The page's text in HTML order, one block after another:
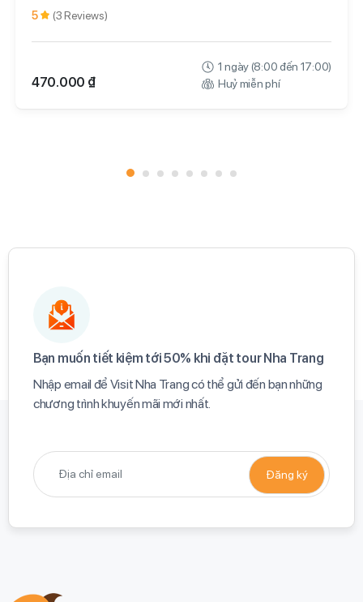
5 (3 Reviews)
470.000 ₫
1 ngày (8:00 đến 17:00)
Huỷ miễn phí
Bạn muốn tiết kiệm tới 50% khi đặt tour Nha Trang​
Nhập email để Visit Nha Trang có thể gửi đến bạn những
chương trình khuyến mãi mới nhất.​